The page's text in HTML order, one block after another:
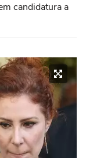
candidatura a